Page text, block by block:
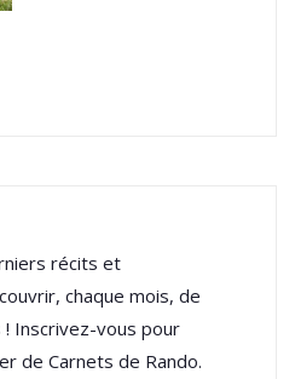
récits et
chaque mois, de
Inscrivez-vous pour
de Carnets de Rando.